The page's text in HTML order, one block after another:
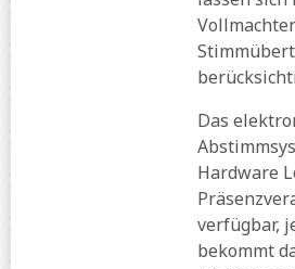
Das
Hardware
verfügbar,
bekommt